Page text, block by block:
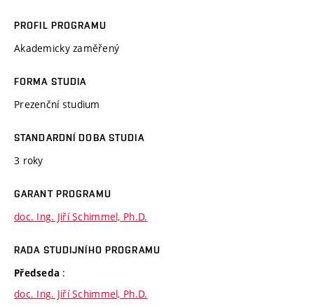
PROFIL PROGRAMU
Akademicky zaměřený
FORMA STUDIA
Prezenční studium
STANDARDNÍ DOBA STUDIA
3 roky
GARANT PROGRAMU
doc. Ing. Jiří Schimmel, Ph.D.
RADA STUDIJNÍHO PROGRAMU
Předseda :
doc. Ing. Jiří Schimmel, Ph.D.